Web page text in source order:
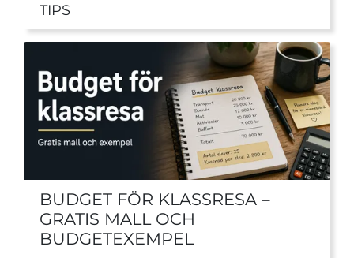
TIPS
BUDGET FÖR KLASSRESA –
GRATIS MALL OCH
BUDGETEXEMPEL